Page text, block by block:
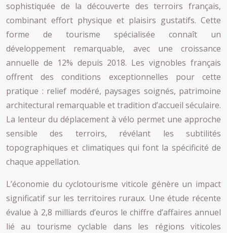
sophistiquée de la découverte des terroirs français,
combinant effort physique et plaisirs gustatifs. Cette
forme de tourisme spécialisée connaît un
développement remarquable, avec une croissance
annuelle de 12% depuis 2018. Les vignobles français
offrent des conditions exceptionnelles pour cette
pratique : relief modéré, paysages soignés, patrimoine
architectural remarquable et tradition d’accueil séculaire.
La lenteur du déplacement à vélo permet une approche
sensible des terroirs, révélant les subtilités
topographiques et climatiques qui font la spécificité de
chaque appellation.
L’économie du cyclotourisme viticole génère un impact
significatif sur les territoires ruraux. Une étude récente
évalue à 2,8 milliards d’euros le chiffre d’affaires annuel
lié au tourisme cyclable dans les régions viticoles